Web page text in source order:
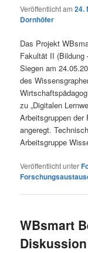
Veröffentlicht am24.
Dornhöfer
Das Projekt
Fakultät II
Siegen am
des
zu „Digitalen
Arbeitsgruppen
angeregt.
Arbeitsgruppe
Veröffentlicht unter
WBsmart